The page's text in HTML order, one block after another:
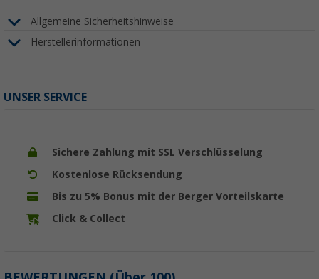
Allgemeine Sicherheitshinweise
Herstellerinformationen
UNSER SERVICE
Sichere Zahlung mit SSL Verschlüsselung
Kostenlose Rücksendung
Bis zu 5% Bonus mit der Berger Vorteilskarte
Click & Collect